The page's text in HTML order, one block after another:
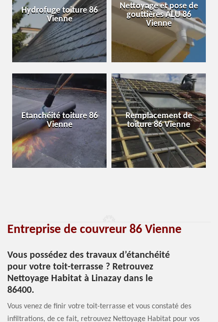
Hydrofuge toiture 86
Vienne
Nettoyage et pose de
gouttières ALU 86
Vienne
Etanchéité toiture 86
Vienne
Remplacement de
toiture 86 Vienne
Entreprise de couvreur 86 Vienne
Vous possédez des travaux d’étanchéité
pour votre toit-terrasse ? Retrouvez
Nettoyage Habitat à Linazay dans le
86400.
Vous venez de finir votre toit-terrasse et vous constaté des
infiltrations, de ce fait, retrouvez Nettoyage Habitat pour vos